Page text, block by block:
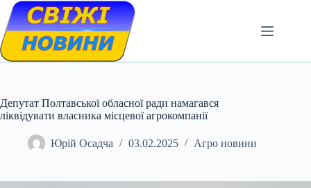
Skip
content
Депутат Полтавської обласної ради намагався
ліквідувати власника місцевої агрокомпанії
Юрій Осадча 03.02.2025 Агро новини